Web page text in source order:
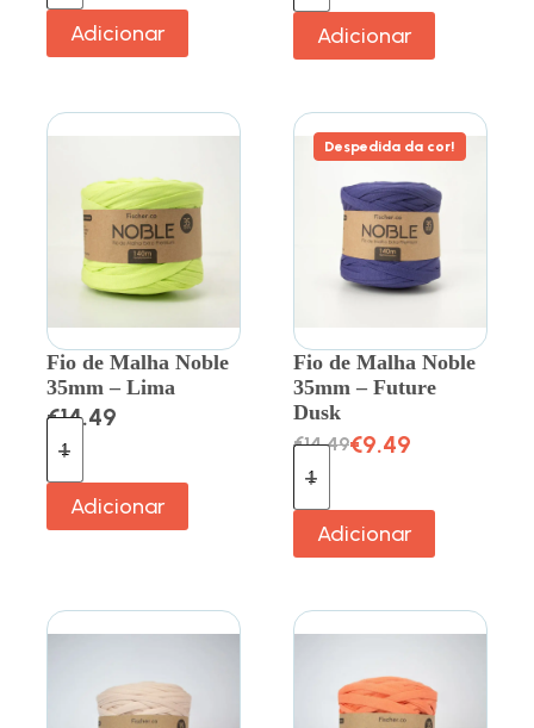
Adicionar Adicionar
Fio de Malha Noble
35mm – Lima
€14.49
Adicionar
Despedida da cor!
Fio de Malha Noble
35mm – Future
Dusk
€14.49€9.49
Adicionar